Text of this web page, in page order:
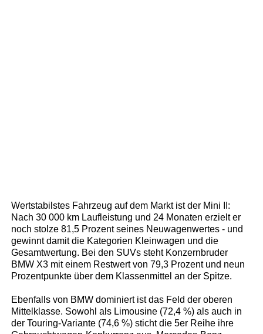
Wertstabilstes Fahrzeug auf dem Markt ist der Mini II:
Nach 30 000 km Laufleistung und 24 Monaten erzielt er
noch stolze 81,5 Prozent seines Neuwagenwertes - und
gewinnt damit die Kategorien Kleinwagen und die
Gesamtwertung. Bei den SUVs steht Konzernbruder
BMW X3 mit einem Restwert von 79,3 Prozent und neun
Prozentpunkte über dem Klassenmittel an der Spitze.
Ebenfalls von BMW dominiert ist das Feld der oberen
Mittelklasse. Sowohl als Limousine (72,4 %) als auch in
der Touring-Variante (74,6 %) sticht die 5er Reihe ihre